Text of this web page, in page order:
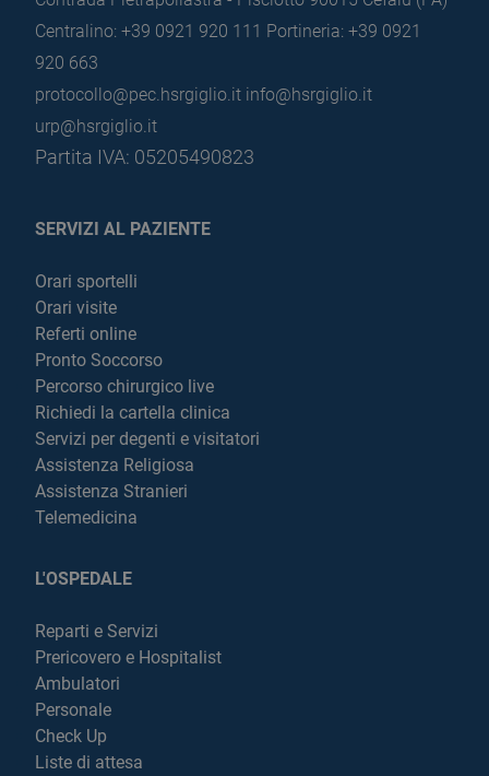
Centralino: +39 0921 920 111 Portineria: +39 0921
920 663
protocollo@pec.hsrgiglio.it info@hsrgiglio.it
urp@hsrgiglio.it
Partita IVA: 05205490823
SERVIZI AL PAZIENTE
Orari sportelli
Orari visite
Referti online
Pronto Soccorso
Percorso chirurgico live
Richiedi la cartella clinica
Servizi per degenti e visitatori
Assistenza Religiosa
Assistenza Stranieri
Telemedicina
L'OSPEDALE
Reparti e Servizi
Prericovero e Hospitalist
Ambulatori
Personale
Check Up
Liste di attesa